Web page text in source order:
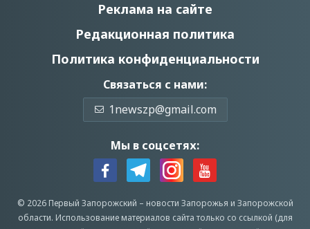
Реклама на сайте
Редакционная политика
Политика конфиденциальности
Связаться с нами:
1newszp@gmail.com
Мы в соцсетях:
© 2026 Первый Запорожский – новости Запорожья и Запорожской
области. Использование материалов сайта только со ссылкой (для